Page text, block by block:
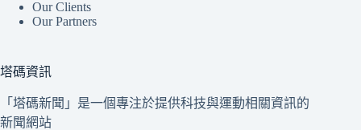
Our Clients
Our Partners
塔碼資訊
「塔碼新聞」是一個專注於提供科技與運動相關資訊的
新聞網站